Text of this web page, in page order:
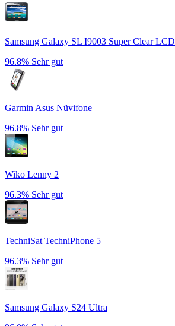
Samsung Galaxy SL I9003 Super Clear LCD
96.8% Sehr gut
Garmin Asus Nüvifone
96.8% Sehr gut
Wiko Lenny 2
96.3% Sehr gut
TechniSat TechniPhone 5
96.3% Sehr gut
Samsung Galaxy S24 Ultra